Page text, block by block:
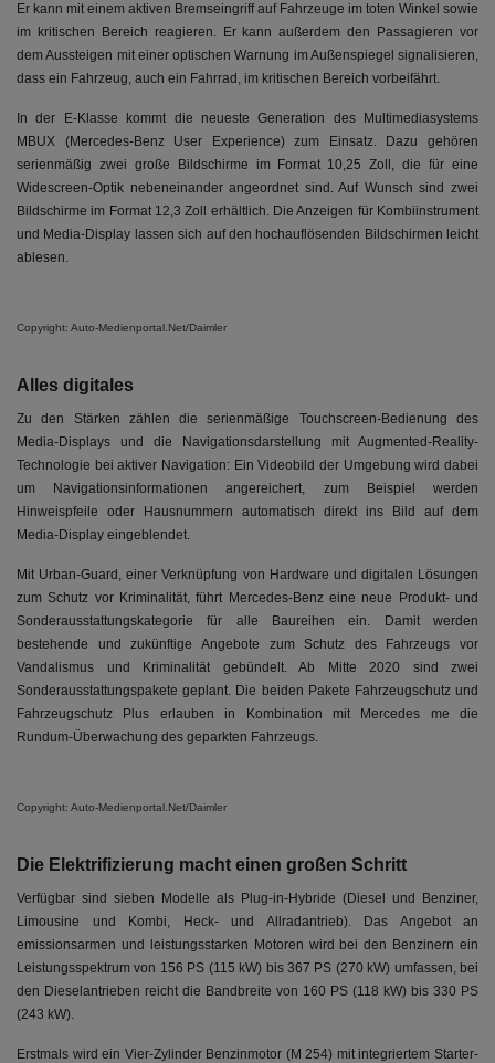
Er kann mit einem aktiven Bremseingriff auf Fahrzeuge im toten Winkel sowie
im kritischen Bereich reagieren. Er kann außerdem den Passagieren vor
dem Aussteigen mit einer optischen Warnung im Außenspiegel signalisieren,
dass ein Fahrzeug, auch ein Fahrrad, im kritischen Bereich vorbeifährt.
In der E-Klasse kommt die neueste Generation des Multimediasystems
MBUX (Mercedes-Benz User Experience) zum Einsatz. Dazu gehören
serienmäßig zwei große Bildschirme im Format 10,25 Zoll, die für eine
Widescreen-Optik nebeneinander angeordnet sind. Auf Wunsch sind zwei
Bildschirme im Format 12,3 Zoll erhältlich. Die Anzeigen für Kombiinstrument
und Media-Display lassen sich auf den hochauflösenden Bildschirmen leicht
ablesen.
Copyright: Auto-Medienportal.Net/Daimler
Alles digitales
Zu den Stärken zählen die serienmäßige Touchscreen-Bedienung des
Media-Displays und die Navigationsdarstellung mit Augmented-Reality-
Technologie bei aktiver Navigation: Ein Videobild der Umgebung wird dabei
um Navigationsinformationen angereichert, zum Beispiel werden
Hinweispfeile oder Hausnummern automatisch direkt ins Bild auf dem
Media-Display eingeblendet.
Mit Urban-Guard, einer Verknüpfung von Hardware und digitalen Lösungen
zum Schutz vor Kriminalität, führt Mercedes-Benz eine neue Produkt- und
Sonderausstattungskategorie für alle Baureihen ein. Damit werden
bestehende und zukünftige Angebote zum Schutz des Fahrzeugs vor
Vandalismus und Kriminalität gebündelt. Ab Mitte 2020 sind zwei
Sonderausstattungspakete geplant. Die beiden Pakete Fahrzeugschutz und
Fahrzeugschutz Plus erlauben in Kombination mit Mercedes me die
Rundum-Überwachung des geparkten Fahrzeugs.
Copyright: Auto-Medienportal.Net/Daimler
Die Elektrifizierung macht einen großen Schritt
Verfügbar sind sieben Modelle als Plug-in-Hybride (Diesel und Benziner,
Limousine und Kombi, Heck- und Allradantrieb). Das Angebot an
emissionsarmen und leistungsstarken Motoren wird bei den Benzinern ein
Leistungsspektrum von 156 PS (115 kW) bis 367 PS (270 kW) umfassen, bei
den Dieselantrieben reicht die Bandbreite von 160 PS (118 kW) bis 330 PS
(243 kW).
Erstmals wird ein Vier-Zylinder Benzinmotor (M 254) mit integriertem Starter-